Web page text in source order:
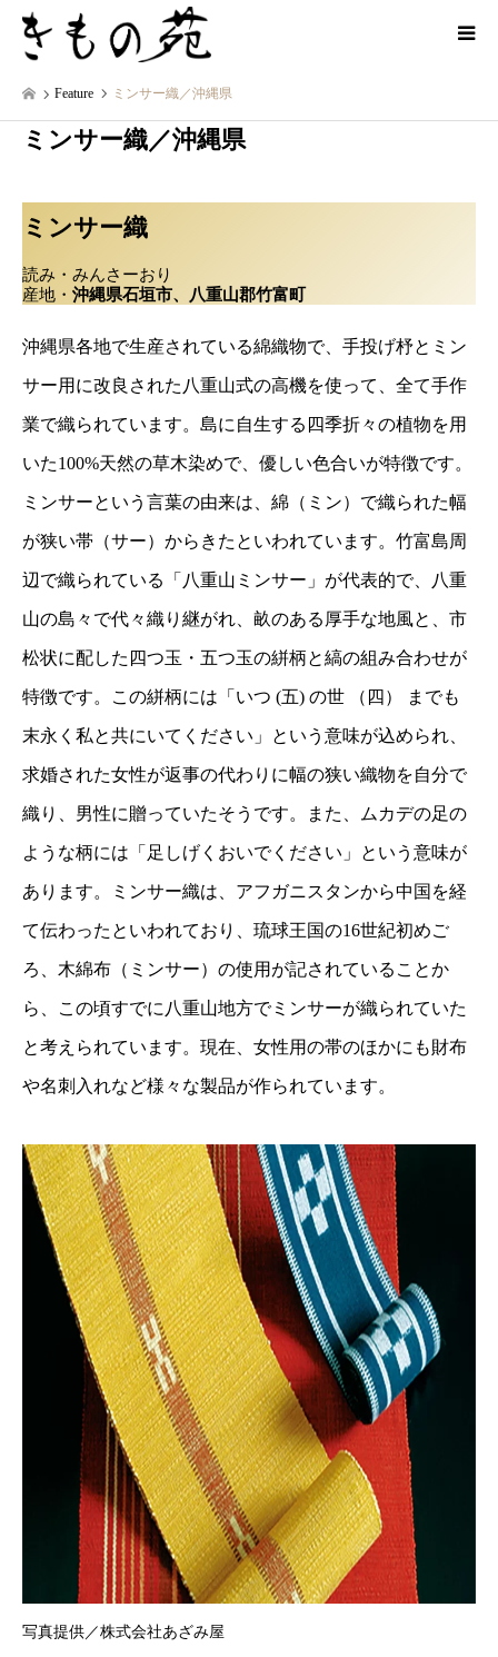
Feature ミンサー織／沖縄県
ミンサー織／沖縄県
ミンサー織
読み・みんさーおり
産地・ 沖縄県石垣市、八重山郡竹富町
沖縄県各地で生産されている綿織物で、手投げ杼とミン
サー用に改良された八重山式の高機を使って、全て手作
業で織られています。島に自生する四季折々の植物を用
いた100%天然の草木染めで、優しい色合いが特徴です。
ミンサーという言葉の由来は、綿（ミン）で織られた幅
が狭い帯（サー）からきたといわれています。竹富島周
辺で織られている「八重山ミンサー」が代表的で、八重
山の島々で代々織り継がれ、畝のある厚手な地風と、市
松状に配した四つ玉・五つ玉の絣柄と縞の組み合わせが
特徴です。この絣柄には「いつ (五) の世 （四） までも
末永く私と共にいてください」という意味が込められ、
求婚された女性が返事の代わりに幅の狭い織物を自分で
織り、男性に贈っていたそうです。また、ムカデの足の
ような柄には「足しげくおいでください」という意味が
あります。ミンサー織は、アフガニスタンから中国を経
て伝わったといわれており、琉球王国の16世紀初めご
ろ、木綿布（ミンサー）の使用が記されていることか
ら、この頃すでに八重山地方でミンサーが織られていた
と考えられています。現在、女性用の帯のほかにも財布
や名刺入れなど様々な製品が作られています。
写真提供／株式会社あざみ屋